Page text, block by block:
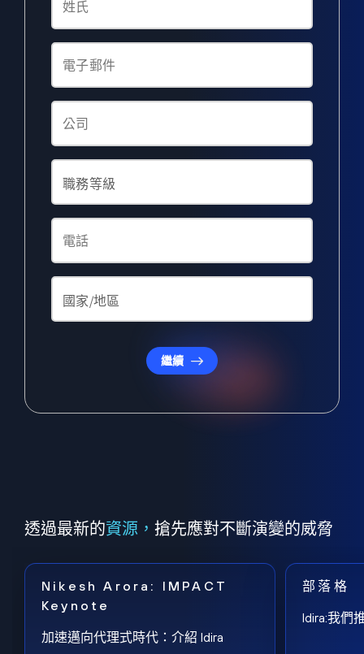
繼續
透過最新的資源， 搶先應對不斷演變的威脅
Nikesh Arora: IMPACT
Keynote
加速邁向代理式時代：介紹 Idira
部落格
Idira:我們